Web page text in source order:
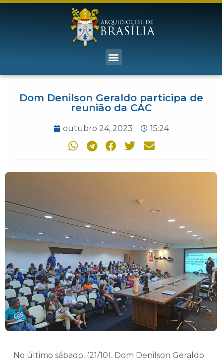
Dom Denilson Geraldo participa de
reunião da CAC
outubro 24, 2023 15:24
No último sábado, (21/10), Dom Denilson Geraldo